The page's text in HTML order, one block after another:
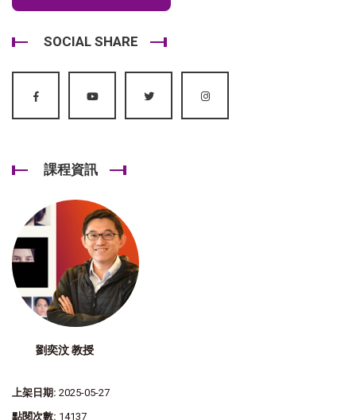
SOCIAL SHARE
課程資訊
劉奕汶 教授
上架日期: 2025-05-27
點閱次數: 14137